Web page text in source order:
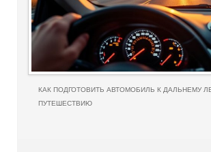
КАК ПОДГОТОВИТЬ АВТОМОБИЛЬ К ДАЛЬНЕМУ
ПУТЕШЕСТВИЮ